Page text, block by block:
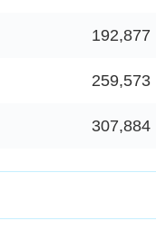
192,877
259,573
307,884